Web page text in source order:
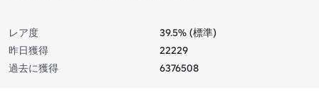
レア度
39.5% (標準)
昨日獲得
22229
過去に獲得
6376508